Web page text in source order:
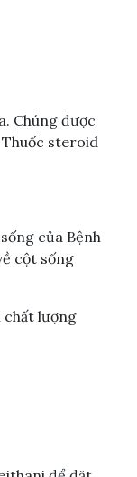
Chúng được
steroid
của Bệnh
cột sống
chất lượng